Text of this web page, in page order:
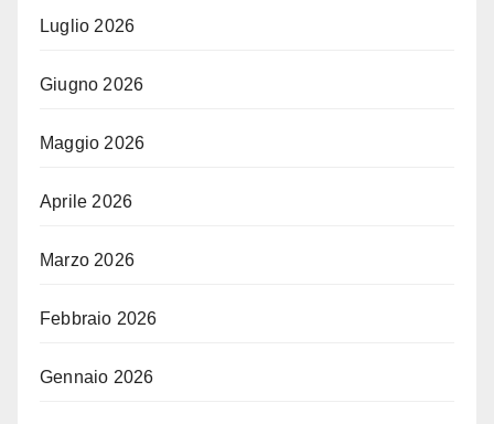
Luglio 2026
Giugno 2026
Maggio 2026
Aprile 2026
Marzo 2026
Febbraio 2026
Gennaio 2026